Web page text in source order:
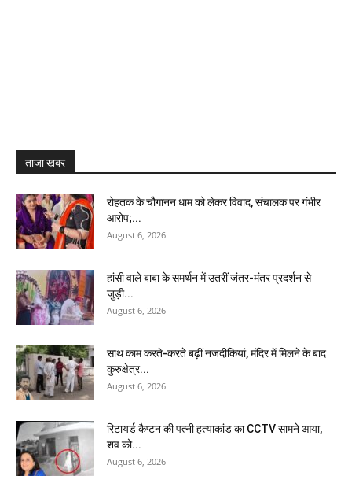
ताजा खबर
रोहतक के चौगानन धाम को लेकर विवाद, संचालक पर गंभीर
आरोप;...
August 6, 2026
हांसी वाले बाबा के समर्थन में उतरीं जंतर-मंतर प्रदर्शन से
जुड़ी...
August 6, 2026
साथ काम करते-करते बढ़ीं नजदीकियां, मंदिर में मिलने के बाद
कुरुक्षेत्र...
August 6, 2026
रिटायर्ड कैप्टन की पत्नी हत्याकांड का CCTV सामने आया,
शव को...
August 6, 2026